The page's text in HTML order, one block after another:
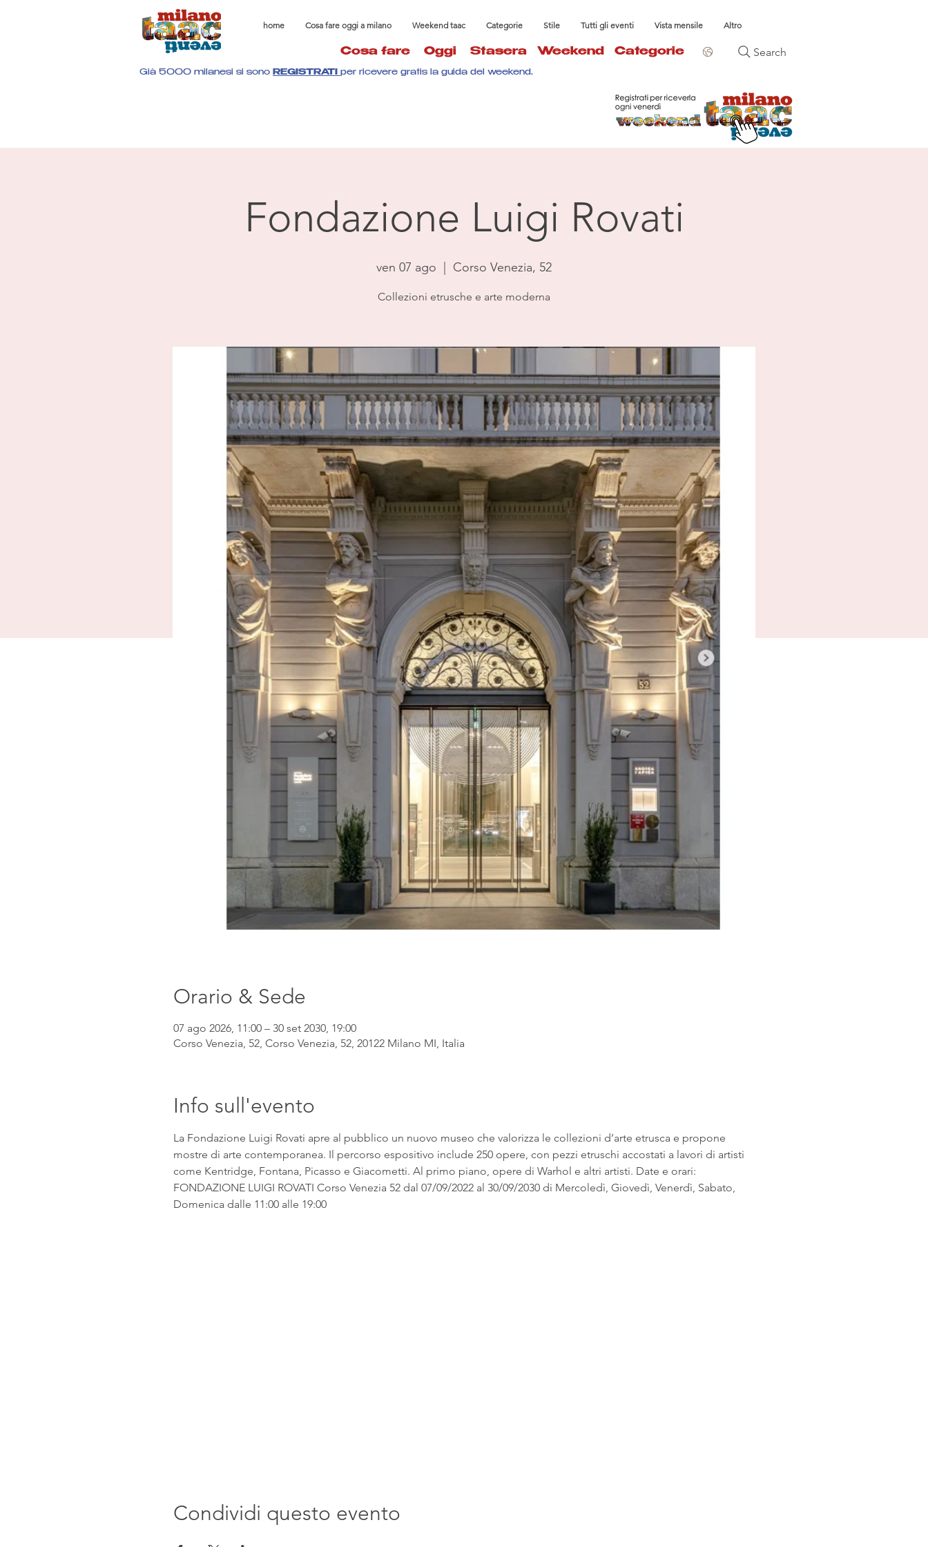
home Cosa fare oggi a milano Weekend taac Categorie Stile Tutti gli eventi Vista mensile Altro
Cosa fare Oggi Stasera Weekend Categorie Search
Già 5000 milanesi si sono REGISTRATI per ricevere gratis la guida del weekend.
Fondazione Luigi Rovati
ven 07 ago Corso Venezia, 52
Collezioni etrusche e arte moderna
Orario & Sede
07 ago 2026, 11:00 – 30 set 2030, 19:00
Corso Venezia, 52, Corso Venezia, 52, 20122 Milano MI, Italia
Info sull'evento
La Fondazione Luigi Rovati apre al pubblico un nuovo museo che valorizza le collezioni d’arte etrusca e propone
mostre di arte contemporanea. Il percorso espositivo include 250 opere, con pezzi etruschi accostati a lavori di artisti
come Kentridge, Fontana, Picasso e Giacometti. Al primo piano, opere di Warhol e altri artisti. Date e orari:
FONDAZIONE LUIGI ROVATI Corso Venezia 52 dal 07/09/2022 al 30/09/2030 di Mercoledì, Giovedì, Venerdì, Sabato,
Domenica dalle 11:00 alle 19:00
Condividi questo evento